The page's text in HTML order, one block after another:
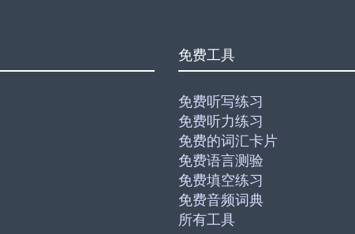
免费工具
免费听写练习
免费听力练习
免费的词汇卡片
免费语言测验
免费填空练习
免费音频词典
所有工具